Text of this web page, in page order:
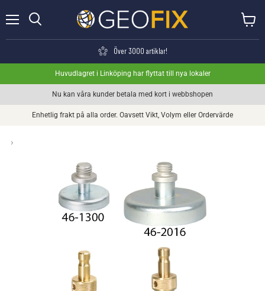
Över 3000 artiklar!
Huvudlagret i Linköping har flyttat till nya lokaler
Nu kan våra kunder betala med kort i webbshopen
Enhetlig frakt på alla order. Oavsett Vikt, Volym eller Ordervärde
›